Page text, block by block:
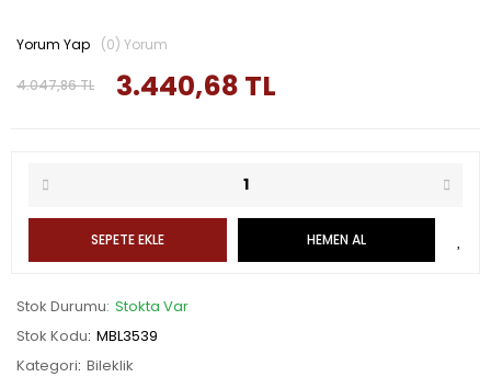
4.047,86 TL 3.440,68 TL
Yorum Yap (0) Yorum
SEPETE EKLE HEMEN AL
Stok Durumu Stokta Var
Stok Kodu MBL3539
Kategori Bileklik